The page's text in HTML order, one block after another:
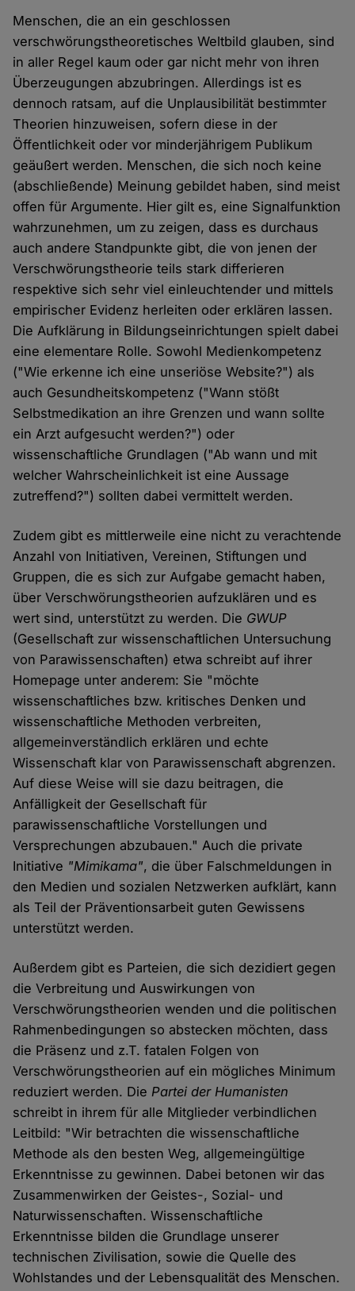
Menschen, die an ein geschlossen
verschwörungstheoretisches Weltbild glauben, sind
in aller Regel kaum oder gar nicht mehr von ihren
Überzeugungen abzubringen. Allerdings ist es
dennoch ratsam, auf die Unplausibilität bestimmter
Theorien hinzuweisen, sofern diese in der
Öffentlichkeit oder vor minderjährigem Publikum
geäußert werden. Menschen, die sich noch keine
(abschließende) Meinung gebildet haben, sind meist
offen für Argumente. Hier gilt es, eine Signalfunktion
wahrzunehmen, um zu zeigen, dass es durchaus
auch andere Standpunkte gibt, die von jenen der
Verschwörungstheorie teils stark differieren
respektive sich sehr viel einleuchtender und mittels
empirischer Evidenz herleiten oder erklären lassen.
Die Aufklärung in Bildungseinrichtungen spielt dabei
eine elementare Rolle. Sowohl Medienkompetenz
("Wie erkenne ich eine unseriöse Website?") als
auch Gesundheitskompetenz ("Wann stößt
Selbstmedikation an ihre Grenzen und wann sollte
ein Arzt aufgesucht werden?") oder
wissenschaftliche Grundlagen ("Ab wann und mit
welcher Wahrscheinlichkeit ist eine Aussage
zutreffend?") sollten dabei vermittelt werden.
Zudem gibt es mittlerweile eine nicht zu verachtende
Anzahl von Initiativen, Vereinen, Stiftungen und
Gruppen, die es sich zur Aufgabe gemacht haben,
über Verschwörungstheorien aufzuklären und es
wert sind, unterstützt zu werden. Die GWUP
(Gesellschaft zur wissenschaftlichen Untersuchung
von Parawissenschaften) etwa schreibt auf ihrer
Homepage unter anderem: Sie "möchte
wissenschaftliches bzw. kritisches Denken und
wissenschaftliche Methoden verbreiten,
allgemeinverständlich erklären und echte
Wissenschaft klar von Parawissenschaft abgrenzen.
Auf diese Weise will sie dazu beitragen, die
Anfälligkeit der Gesellschaft für
parawissenschaftliche Vorstellungen und
Versprechungen abzubauen." Auch die private
Initiative "Mimikama", die über Falschmeldungen in
den Medien und sozialen Netzwerken aufklärt, kann
als Teil der Präventionsarbeit guten Gewissens
unterstützt werden.
Außerdem gibt es Parteien, die sich dezidiert gegen
die Verbreitung und Auswirkungen von
Verschwörungstheorien wenden und die politischen
Rahmenbedingungen so abstecken möchten, dass
die Präsenz und z.T. fatalen Folgen von
Verschwörungstheorien auf ein mögliches Minimum
reduziert werden. Die Partei der Humanisten
schreibt in ihrem für alle Mitglieder verbindlichen
Leitbild: "Wir betrachten die wissenschaftliche
Methode als den besten Weg, allgemeingültige
Erkenntnisse zu gewinnen. Dabei betonen wir das
Zusammenwirken der Geistes-, Sozial- und
Naturwissenschaften. Wissenschaftliche
Erkenntnisse bilden die Grundlage unserer
technischen Zivilisation, sowie die Quelle des
Wohlstandes und der Lebensqualität des Menschen.